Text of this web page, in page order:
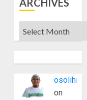
ARCHIVES
Archives
osolihin
on